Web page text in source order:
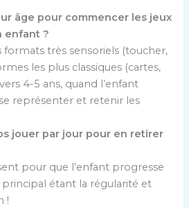
âge pour commencer les jeux
enfant ?
formats très sensoriels (toucher,
les plus classiques (cartes,
4-5 ans, quand l’enfant
représenter et retenir les
jouer par jour pour en retirer
pour que l’enfant progresse
principal étant la régularité et
!